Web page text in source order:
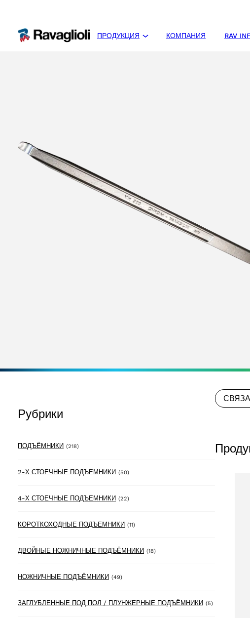
ПРОДУКЦИЯ КОМПАНИЯ RAV
Рубрики
ПОДЪЁМНИКИ (218)218 products
2-Х СТОЕЧНЫЕ ПОДЪЕМНИКИ (50)50 products
4-Х СТОЕЧНЫЕ ПОДЪЕМНИКИ (22)22 products
КОРОТКОХОДНЫЕ ПОДЪЕМНИКИ (11)11 products
ДВОЙНЫЕ НОЖНИЧНЫЕ ПОДЪЁМНИКИ (18)18 products
НОЖНИЧНЫЕ ПОДЪЁМНИКИ (49)49 products
ЗАГЛУБЛЕННЫЕ ПОД ПОЛ / ПЛУНЖЕРНЫЕ ПОДЪЁМНИКИ (5)5 products